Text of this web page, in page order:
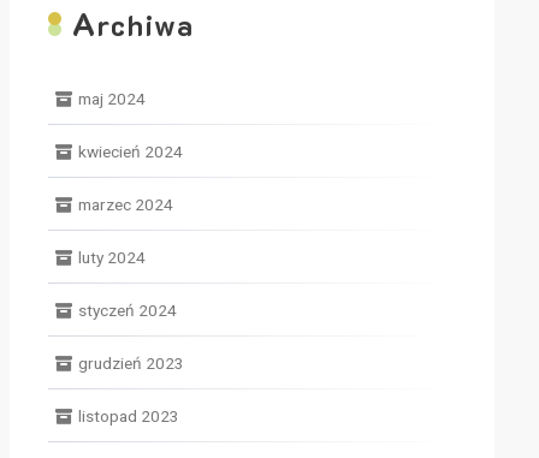
Archiwa
maj 2024
kwiecień 2024
marzec 2024
luty 2024
styczeń 2024
grudzień 2023
listopad 2023